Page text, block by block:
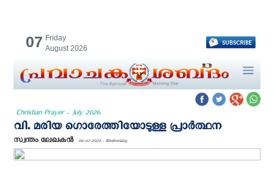
07 Friday
August 2026
Christian Prayer - July 2026
വി. മരിയ ഗൊരേത്തിയോടുള്ള പ്രാര്‍ത്ഥന
സ്വന്തം ലേഖകന്‍ 06-07-2022 - Wednesday